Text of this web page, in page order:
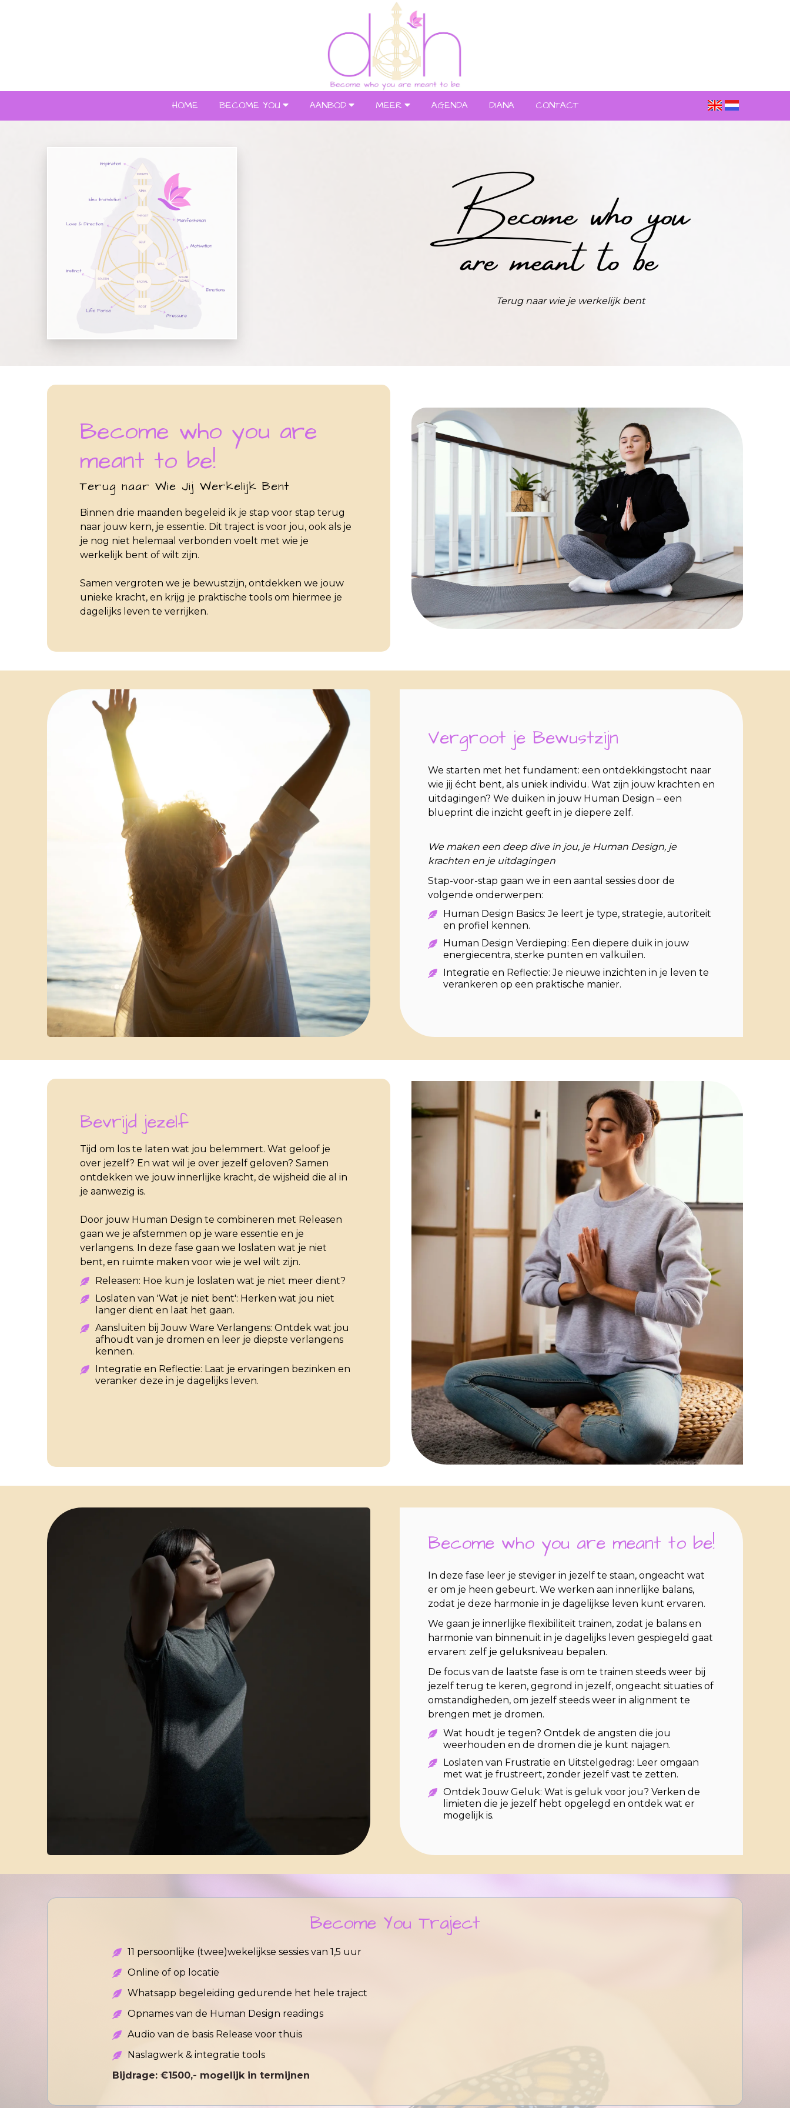
HOME BECOME YOU AANBOD MEER AGENDA DIANA CONTACT
Terug naar wie je werkelijk bent
Become who you are
meant to be!
Terug naar Wie Jij Werkelijk Bent
Binnen drie maanden begeleid ik je stap voor stap terug
naar jouw kern, je essentie. Dit traject is voor jou, ook als je
je nog niet helemaal verbonden voelt met wie je
werkelijk bent of wilt zijn.
Samen vergroten we je bewustzijn, ontdekken we jouw
unieke kracht, en krijg je praktische tools om hiermee je
dagelijks leven te verrijken.
Vergroot je Bewustzijn
We starten met het fundament: een ontdekkingstocht naar
wie jij écht bent, als uniek individu. Wat zijn jouw krachten en
uitdagingen? We duiken in jouw Human Design – een
blueprint die inzicht geeft in je diepere zelf.
We maken een deep dive in jou, je Human Design, je
krachten en je uitdagingen
Stap-voor-stap gaan we in een aantal sessies door de
volgende onderwerpen:
Human Design Basics: Je leert je type, strategie, autoriteit
en profiel kennen.
Human Design Verdieping: Een diepere duik in jouw
energiecentra, sterke punten en valkuilen.
Integratie en Reflectie: Je nieuwe inzichten in je leven te
verankeren op een praktische manier.
Bevrijd jezelf
Tijd om los te laten wat jou belemmert. Wat geloof je
over jezelf? En wat wil je over jezelf geloven? Samen
ontdekken we jouw innerlijke kracht, de wijsheid die al in
je aanwezig is.
Door jouw Human Design te combineren met Releasen
gaan we je afstemmen op je ware essentie en je
verlangens. In deze fase gaan we loslaten wat je niet
bent, en ruimte maken voor wie je wel wilt zijn.
Releasen: Hoe kun je loslaten wat je niet meer dient?
Loslaten van 'Wat je niet bent': Herken wat jou niet
langer dient en laat het gaan.
Aansluiten bij Jouw Ware Verlangens: Ontdek wat jou
afhoudt van je dromen en leer je diepste verlangens
kennen.
Integratie en Reflectie: Laat je ervaringen bezinken en
veranker deze in je dagelijks leven.
Become who you are meant to be!
In deze fase leer je steviger in jezelf te staan, ongeacht wat
er om je heen gebeurt. We werken aan innerlijke balans,
zodat je deze harmonie in je dagelijkse leven kunt ervaren.
We gaan je innerlijke flexibiliteit trainen, zodat je balans en
harmonie van binnenuit in je dagelijks leven gespiegeld gaat
ervaren: zelf je geluksniveau bepalen.
De focus van de laatste fase is om te trainen steeds weer bij
jezelf terug te keren, gegrond in jezelf, ongeacht situaties of
omstandigheden, om jezelf steeds weer in alignment te
brengen met je dromen.
Wat houdt je tegen? Ontdek de angsten die jou
weerhouden en de dromen die je kunt najagen.
Loslaten van Frustratie en Uitstelgedrag: Leer omgaan
met wat je frustreert, zonder jezelf vast te zetten.
Ontdek Jouw Geluk: Wat is geluk voor jou? Verken de
limieten die je jezelf hebt opgelegd en ontdek wat er
mogelijk is.
Become You Traject
11 persoonlijke (twee)wekelijkse sessies van 1,5 uur
Online of op locatie
Whatsapp begeleiding gedurende het hele traject
Opnames van de Human Design readings
Audio van de basis Release voor thuis
Naslagwerk & integratie tools
Bijdrage: €1500,- mogelijk in termijnen